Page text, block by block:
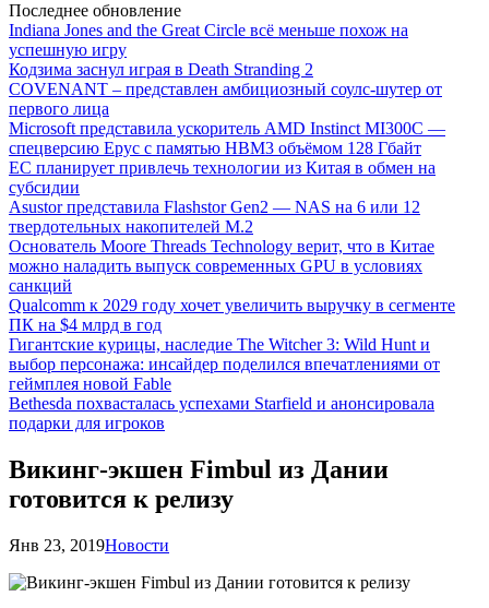
Последнее обновление
Indiana Jones and the Great Circle всё меньше похож на
успешную игру
Кодзима заснул играя в Death Stranding 2
COVENANT – представлен амбициозный соулс-шутер от
первого лица
Microsoft представила ускоритель AMD Instinct MI300C —
спецверсию Epyc с памятью HBM3 объёмом 128 Гбайт
ЕС планирует привлечь технологии из Китая в обмен на
субсидии
Asustor представила Flashstor Gen2 — NAS на 6 или 12
твердотельных накопителей M.2
Основатель Moore Threads Technology верит, что в Китае
можно наладить выпуск современных GPU в условиях
санкций
Qualcomm к 2029 году хочет увеличить выручку в сегменте
ПК на $4 млрд в год
Гигантские курицы, наследие The Witcher 3: Wild Hunt и
выбор персонажа: инсайдер поделился впечатлениями от
геймплея новой Fable
Bethesda похвасталась успехами Starfield и анонсировала
подарки для игроков
Викинг-экшен Fimbul из Дании
готовится к релизу
Янв 23, 2019Новости